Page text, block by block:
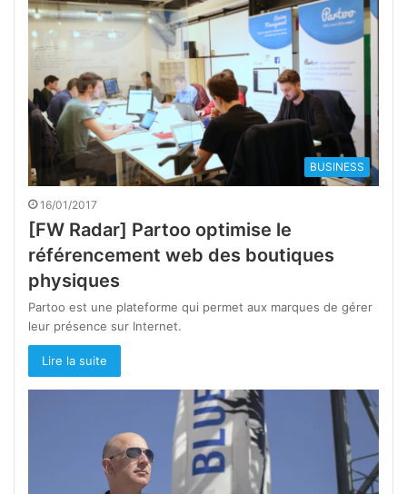
BUSINESS
16/01/2017
[FW Radar] Partoo optimise le
référencement web des boutiques
physiques
Partoo est une plateforme qui permet aux marques de gérer
leur présence sur Internet.
Lire la suite